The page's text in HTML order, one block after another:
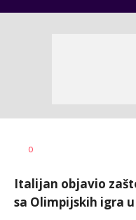
0
Italijan objavio
sa Olimpijskih igra